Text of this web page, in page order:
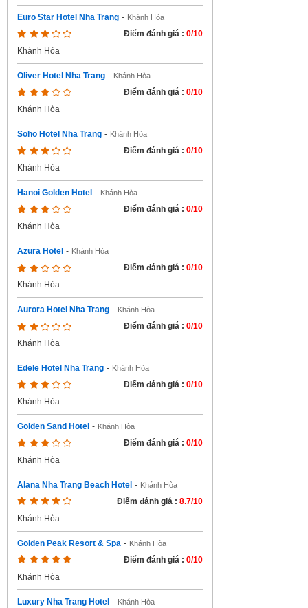
Euro Star Hotel Nha Trang - Khánh Hòa
Điểm đánh giá : 0/10
Khánh Hòa
Oliver Hotel Nha Trang - Khánh Hòa
Điểm đánh giá : 0/10
Khánh Hòa
Soho Hotel Nha Trang - Khánh Hòa
Điểm đánh giá : 0/10
Khánh Hòa
Hanoi Golden Hotel - Khánh Hòa
Điểm đánh giá : 0/10
Khánh Hòa
Azura Hotel - Khánh Hòa
Điểm đánh giá : 0/10
Khánh Hòa
Aurora Hotel Nha Trang - Khánh Hòa
Điểm đánh giá : 0/10
Khánh Hòa
Edele Hotel Nha Trang - Khánh Hòa
Điểm đánh giá : 0/10
Khánh Hòa
Golden Sand Hotel - Khánh Hòa
Điểm đánh giá : 0/10
Khánh Hòa
Alana Nha Trang Beach Hotel - Khánh Hòa
Điểm đánh giá : 8.7/10
Khánh Hòa
Golden Peak Resort & Spa - Khánh Hòa
Điểm đánh giá : 0/10
Khánh Hòa
Luxury Nha Trang Hotel - Khánh Hòa